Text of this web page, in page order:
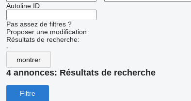
Autoline ID
Pas assez de filtres ?
Proposer une modification
Résultats de recherche:
-
montrer
4 annonces: Résultats de recherche
Filtre